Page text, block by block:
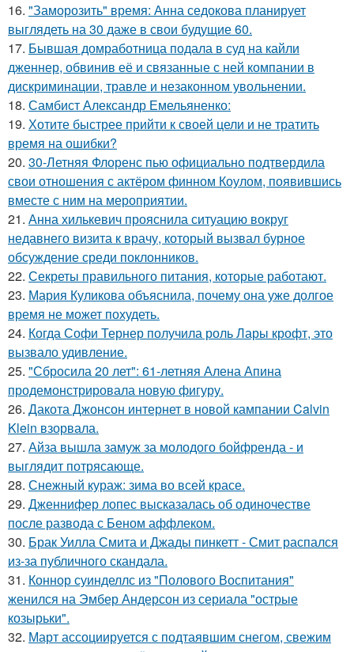
16. "Заморозить" время: Анна седокова планирует
выглядеть на 30 даже в свои будущие 60.
17. Бывшая домработница подала в суд на кайли
дженнер, обвинив её и связанные с ней компании в
дискриминации, травле и незаконном увольнении.
18. Самбист Александр Емельяненко:
19. Хотите быстрее прийти к своей цели и не тратить
время на ошибки?
20. 30-Летняя Флоренс пью официально подтвердила
свои отношения с актёром финном Коулом, появившись
вместе с ним на мероприятии.
21. Анна хилькевич прояснила ситуацию вокруг
недавнего визита к врачу, который вызвал бурное
обсуждение среди поклонников.
22. Секреты правильного питания, которые работают.
23. Мария Куликова объяснила, почему она уже долгое
время не может похудеть.
24. Когда Софи Тернер получила роль Лары крофт, это
вызвало удивление.
25. "Сбросила 20 лет": 61-летняя Алена Апина
продемонстрировала новую фигуру.
26. Дакота Джонсон интернет в новой кампании Calvin
Klein взорвала.
27. Айза вышла замуж за молодого бойфренда - и
выглядит потрясающе.
28. Снежный кураж: зима во всей красе.
29. Дженнифер лопес высказалась об одиночестве
после развода с Беном аффлеком.
30. Брак Уилла Смита и Джады пинкетт - Смит распался
из-за публичного скандала.
31. Коннор суинделлс из "Полового Воспитания"
женился на Эмбер Андерсон из сериала "острые
козырьки".
32. Март ассоциируется с подтаявшим снегом, свежим